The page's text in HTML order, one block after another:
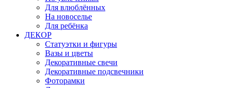
Для влюблённых
На новоселье
Для ребёнка
ДЕКОР
Статуэтки и фигуры
Вазы и цветы
Декоративные свечи
Декоративные подсвечники
Фоторамки